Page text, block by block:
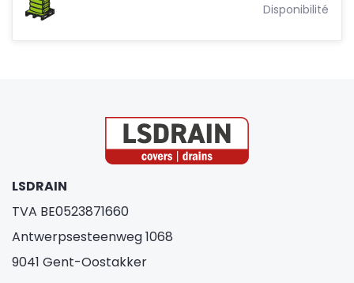
Disponibilité
LSDRAIN
TVA BE0523871660
Antwerpsesteenweg 1068
9041 Gent-Oostakker